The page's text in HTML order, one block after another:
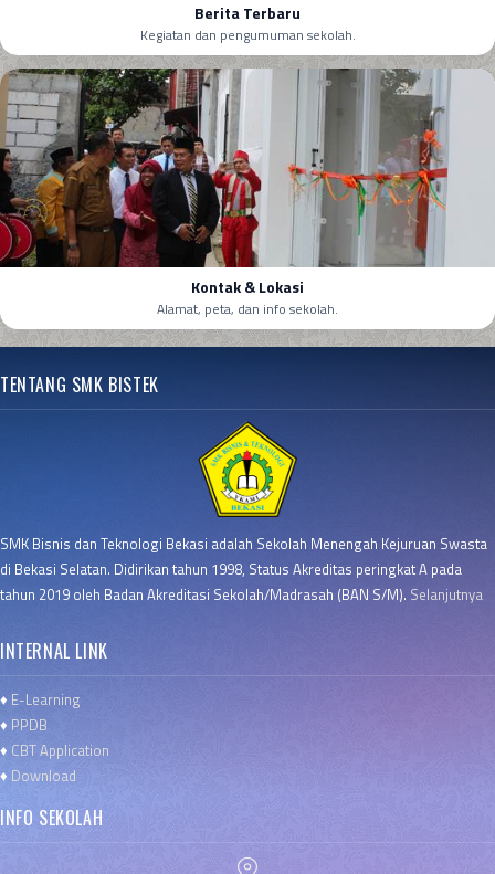
Berita Terbaru
Kegiatan dan pengumuman sekolah.
Kontak & Lokasi
Alamat, peta, dan info sekolah.
TENTANG SMK BISTEK
SMK Bisnis dan Teknologi Bekasi adalah Sekolah Menengah Kejuruan Swasta
di Bekasi Selatan. Didirikan tahun 1998, Status Akreditas peringkat A pada
tahun 2019 oleh Badan Akreditasi Sekolah/Madrasah (BAN S/M). Selanjutnya
INTERNAL LINK
♦ E-Learning
♦ PPDB
♦ CBT Application
♦ Download
INFO SEKOLAH